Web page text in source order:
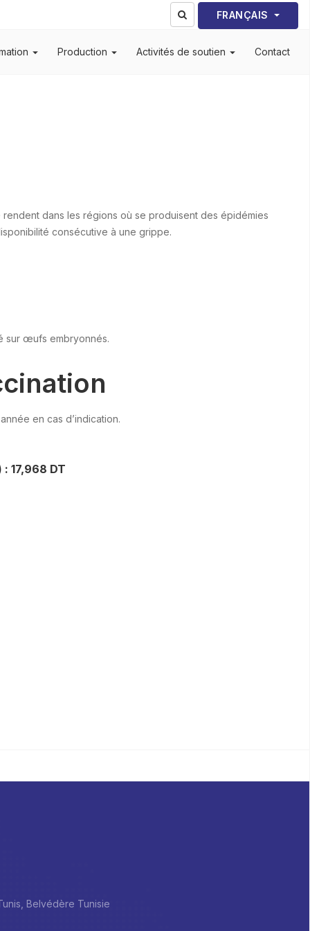
Sélectionnez votre
FRANÇAIS
Production Activités de soutien Contact
dans les régions où se produisent des épidémies
consécutive à une grippe.
sur œufs embryonnés.
en cas d’indication.
17,968 DT
Belvédère Tunisie